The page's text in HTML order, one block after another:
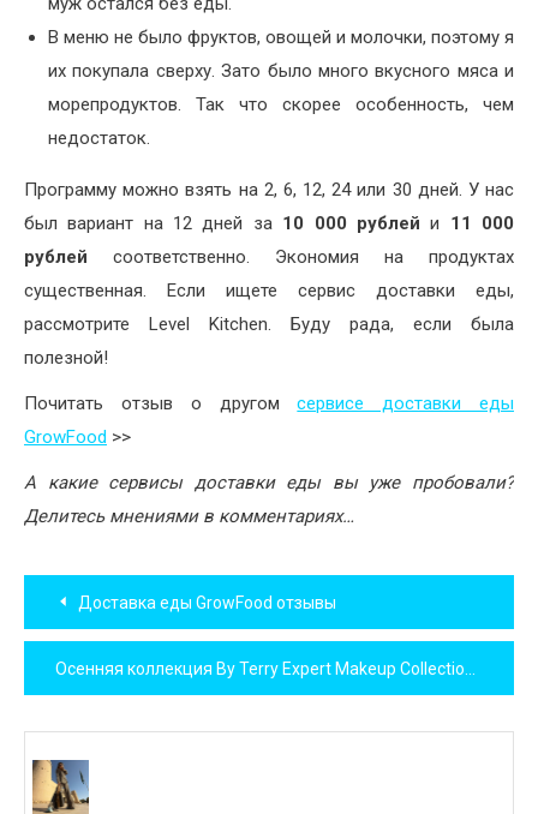
В меню не было фруктов, овощей и молочки, поэтому я
их покупала сверху. Зато было много вкусного мяса и
морепродуктов. Так что скорее особенность, чем
недостаток.
Программу можно взять на 2, 6, 12, 24 или 30 дней. У нас
был вариант на 12 дней за 10 000 рублей и 11 000
рублей соответственно. Экономия на продуктах
существенная. Если ищете сервис доставки еды,
рассмотрите Level Kitchen. Буду рада, если была
полезной!
Почитать отзыв о другомсервисе доставки еды
GrowFood >>
А какие сервисы доставки еды вы уже пробовали?
Делитесь мнениями в комментариях…
Навигация
по
записям
Доставка еды GrowFood отзывы
Осенняя коллекция By Terry Expert Makeup Collection Fall 2017